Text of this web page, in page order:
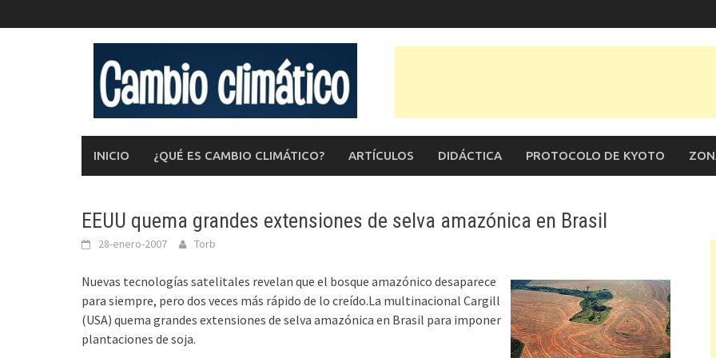
al
INICIO ¿QUÉ ES CAMBIO CLIMÁTICO? ARTÍCULOS DIDÁCTICA PROTOCOLO DE KYOTO
EEUU quema grandes extensiones de selva amazónica en Brasil
28-enero-2007 Torb
Nuevas tecnologías satelitales revelan que el bosque amazónico desaparece
para siempre, pero dos veces más rápido de lo creído.La multinacional Cargill
(USA) quema grandes extensiones de selva amazónica en Brasil para imponer
plantaciones de soja.